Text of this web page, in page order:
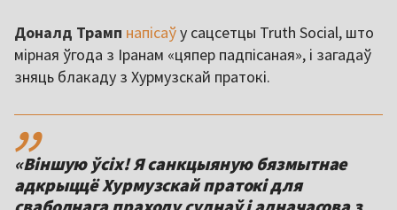
Доналд Трамп напісаўу сацсетцы Truth Social, што
мірная ўгода з Іранам «цяпер падпісаная», і загадаў
зняць блакаду з Хурмузскай пратокі.
,,
«Віншую ўсіх! Я санкцыяную бязмытнае
адкрыццё Хурмузскай пратокі для